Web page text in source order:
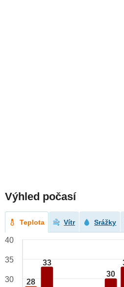
Výhled počasí
Teplota Vítr Srážky
28
33
30
40
35
30